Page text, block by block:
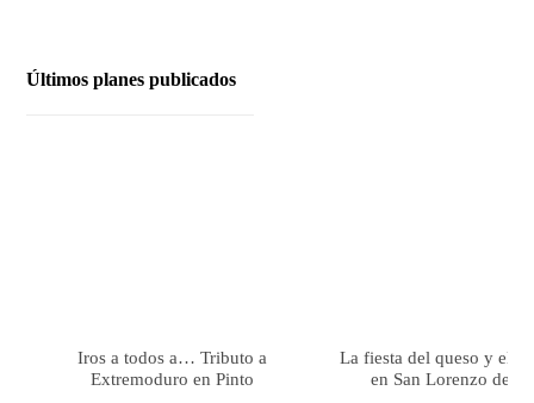
Últimos planes publicados
Iros a todos a… Tributo a
Extremoduro en Pinto
La fiesta del queso y el
en San Lorenzo de